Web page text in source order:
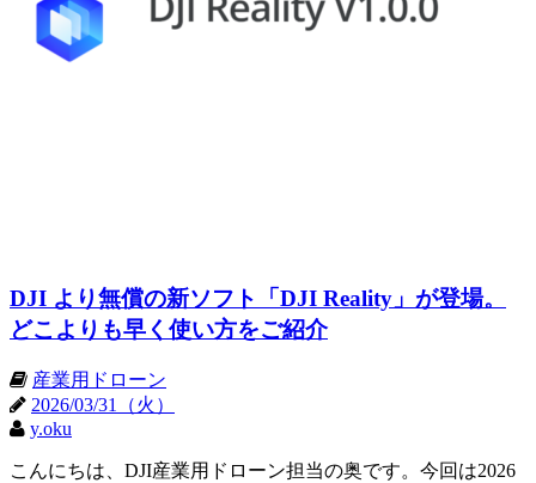
DJI より無償の新ソフト「DJI Reality」が登場。
どこよりも早く使い方をご紹介
産業用ドローン
2026/03/31（火）
y.oku
こんにちは、DJI産業用ドローン担当の奥です。今回は2026